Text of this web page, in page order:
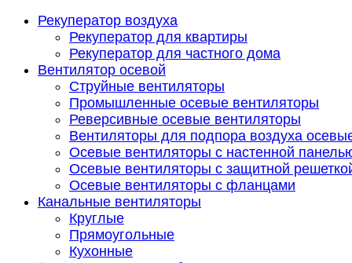
Рекуператор воздуха
Рекуператор для квартиры
Рекуператор для частного дома
Вентилятор осевой
Струйные вентиляторы
Промышленные осевые вентиляторы
Реверсивные осевые вентиляторы
Вентиляторы для подпора воздуха
Осевые вентиляторы с настенной
Осевые вентиляторы с защитной
Осевые вентиляторы с фланцами
Канальные вентиляторы
Круглые
Прямоугольные
Кухонные